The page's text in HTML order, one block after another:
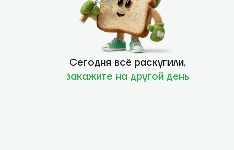
Сегодня всё раскупили,
закажите на другой день